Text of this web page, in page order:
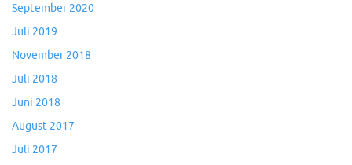
September 2020
Juli 2019
November 2018
Juli 2018
Juni 2018
August 2017
Juli 2017